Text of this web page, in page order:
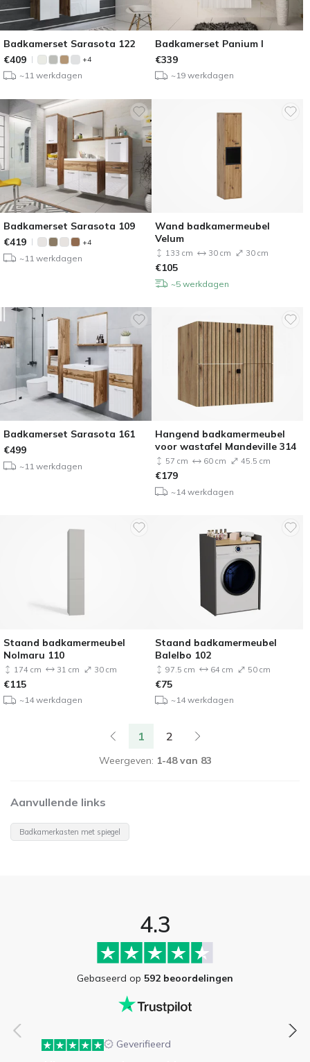
Badkamerset Sarasota 122
€409 +4
~11 werkdagen
Badkamerset Panium I
€339
~19 werkdagen
Badkamerset Sarasota 109
€419 +4
~11 werkdagen
Wand badkamermeubel
Velum
133 cm 30 cm 30 cm
€105
~5 werkdagen
Badkamerset Sarasota 161
€499
~11 werkdagen
Hangend badkamermeubel
voor wastafel Mandeville 314
57 cm 60 cm 45.5 cm
€179
~14 werkdagen
Staand badkamermeubel
Nolmaru 110
174 cm 31 cm 30 cm
€115
~14 werkdagen
Staand badkamermeubel
Balelbo 102
97.5 cm 64 cm 50 cm
€75
~14 werkdagen
Weergeven: 1-48 van 83
1 2
Aanvullende links
Badkamerkasten met spiegel
4.3
Gebaseerd op 592 beoordelingen
Geverifieerd